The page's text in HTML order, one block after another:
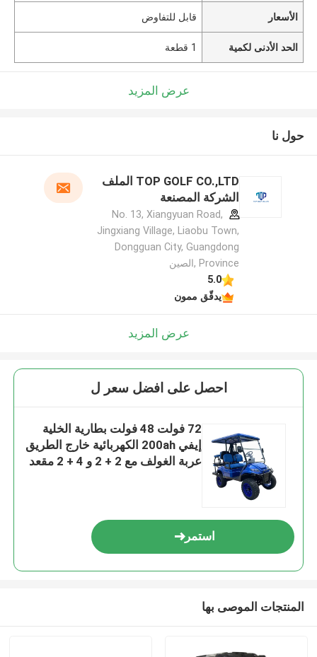
الأسعار قابل للتفاوض
الحد الأدنى لكمية 1 قطعة
عرض المزيد
حول نا
TOP GOLF CO.,LTD الملف
الشركة المصنعة
No. 13, Xiangyuan Road,
Jingxiang Village, Liaobu Town,
Dongguan City, Guangdong
Province ,الصين
5.0
يدقّق ممون
عرض المزيد
احصل على افضل سعر ل
72 فولت 48 فولت بطارية الخلية
إيفي 200ah الكهربائية خارج الطريق
عربة الغولف مع 2 + 2 و 4 + 2 مقعد
استمر
المنتجات الموصى بها